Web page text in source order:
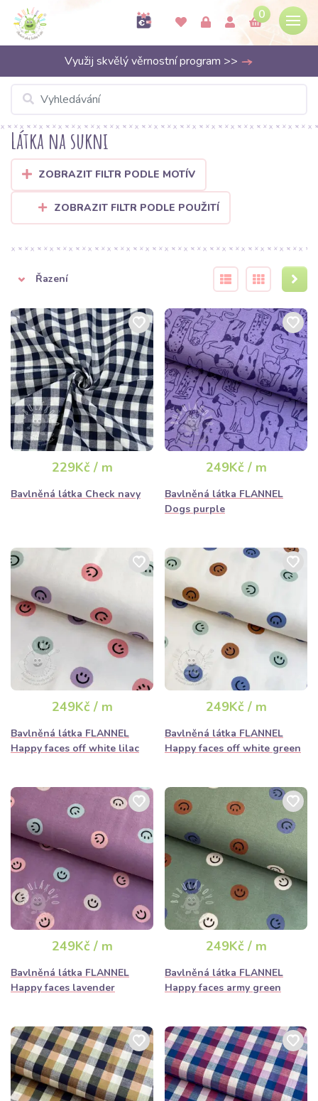
0
Využij skvělý věrnostní program >>
Látka na sukni
ZOBRAZIT FILTR PODLE MOTÍV
ZOBRAZIT FILTR PODLE POUŽITÍ
Řazení
229Kč / m
Bavlněná látka Check navy
249Kč / m
Bavlněná látka FLANNEL
Dogs purple
249Kč / m
Bavlněná látka FLANNEL
Happy faces off white lilac
249Kč / m
Bavlněná látka FLANNEL
Happy faces off white green
249Kč / m
Bavlněná látka FLANNEL
Happy faces lavender
249Kč / m
Bavlněná látka FLANNEL
Happy faces army green